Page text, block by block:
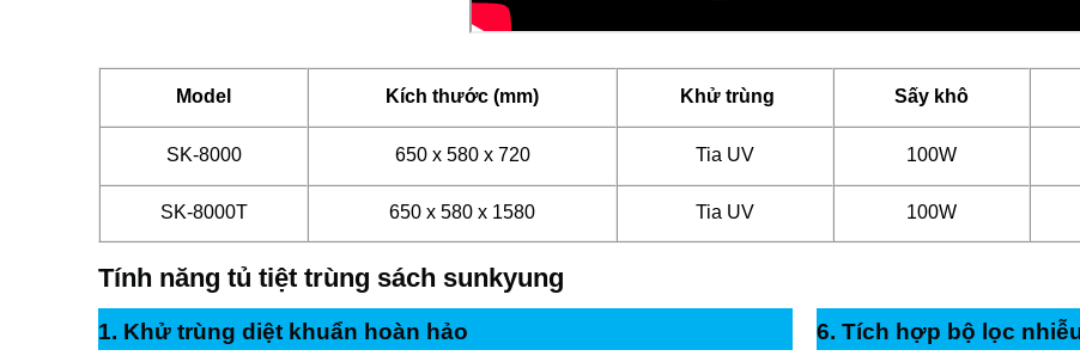
Model Kích thước (mm) Khử trùng Sấy khô
SK-8000 650 x 580 x 720 Tia UV 100W
SK-8000T 650 x 580 x 1580 Tia UV 100W
Tính năng tủ tiệt trùng sách sunkyung
1. Khử trùng diệt khuẩn hoàn hảo 6. Tích hợp bộ lọc